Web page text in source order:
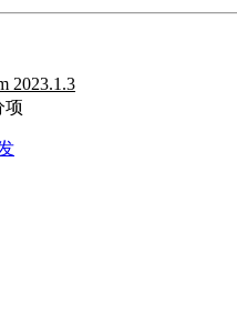
2023.1.3
项